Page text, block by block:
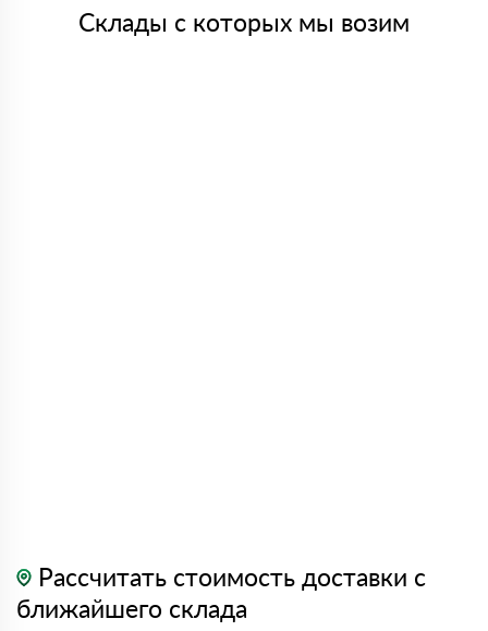
Склады с которых мы возим
Рассчитать стоимость доставки с
ближайшего склада